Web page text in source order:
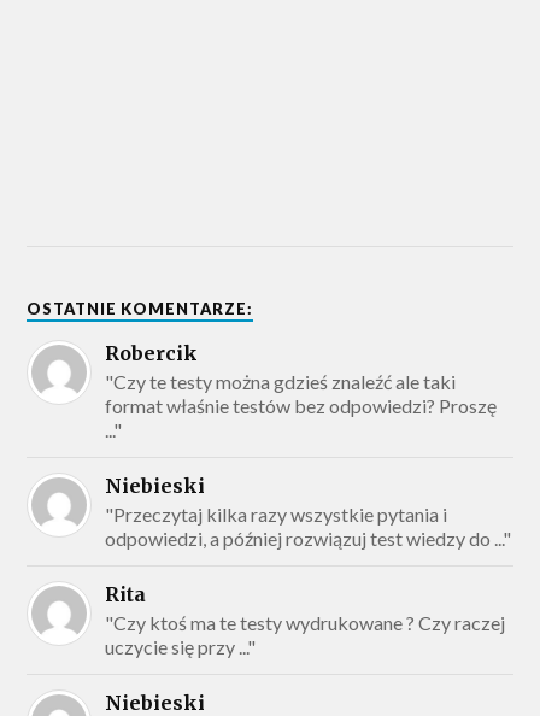
OSTATNIE KOMENTARZE:
Robercik
"Czy te testy można gdzieś znaleźć ale taki
format właśnie testów bez odpowiedzi? Proszę
..."
Niebieski
"Przeczytaj kilka razy wszystkie pytania i
odpowiedzi, a później rozwiązuj test wiedzy do ..."
Rita
"Czy ktoś ma te testy wydrukowane ? Czy raczej
uczycie się przy ..."
Niebieski